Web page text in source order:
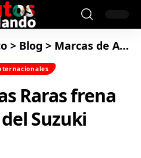
> Blog > Marcas de Autos
Raras frena
Suzuki